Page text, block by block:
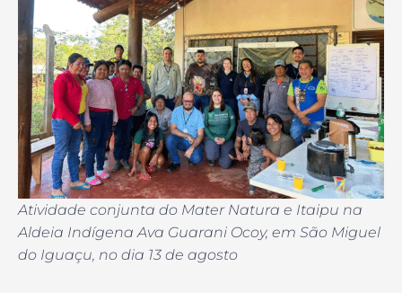
Atividade conjunta do Mater Natura e Itaipu na
Aldeia Indígena Ava Guarani Ocoy, em São Miguel
do Iguaçu, no dia 13 de agosto